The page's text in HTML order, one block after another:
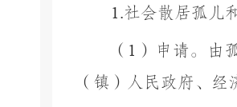
1.社会散居孤儿
（ 1 ）申请。由
（镇）人民政府 、 经